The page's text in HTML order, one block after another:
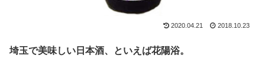
2020.04.21 2018.10.23
埼玉で美味しい日本酒、といえば花陽浴。